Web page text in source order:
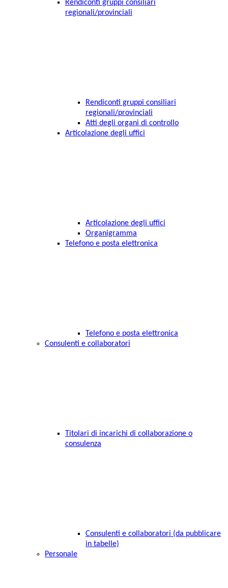
Rendiconti gruppi consiliari
regionali/provinciali
Rendiconti gruppi consiliari
regionali/provinciali
Atti degli organi di controllo
Articolazione degli uffici
Articolazione degli uffici
Organigramma
Telefono e posta elettronica
Telefono e posta elettronica
Consulenti e collaboratori
Titolari di incarichi di collaborazione o
consulenza
Consulenti e collaboratori (da pubblicare
in tabelle)
Personale